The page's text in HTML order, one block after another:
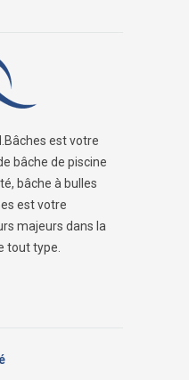
est votre
bâche de piscine
bâche à bulles
est votre
majeurs dans la
tout type.